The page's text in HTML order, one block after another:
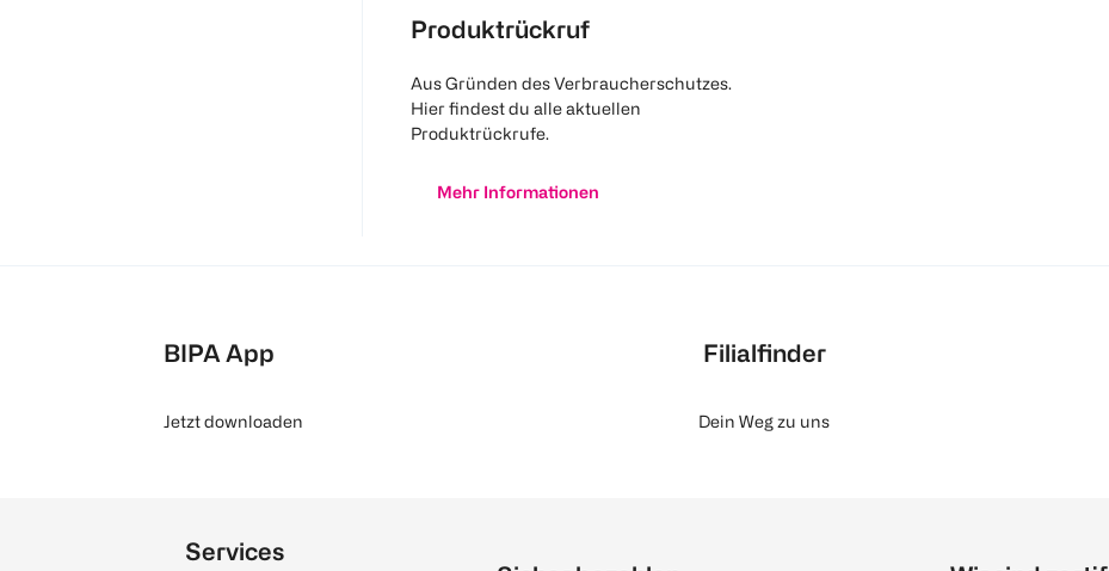
Produktrückruf
Aus Gründen des Verbraucherschutzes.
Hier findest du alle aktuellen
Produktrückrufe.
Mehr Informationen
BIPA App
Jetzt downloaden
Filialfinder
Dein Weg zu uns
Services